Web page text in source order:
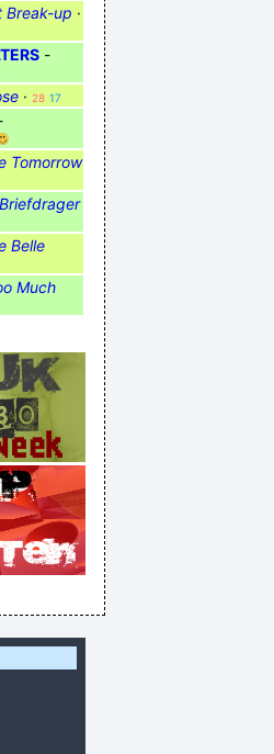
Break-up ·
-
· 28 17
Tomorrow
Belle
Much